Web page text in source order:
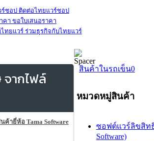
ติดต่อไทยแวร์ชอป
ขอใบเสนอราคา
ร่วมธุรกิจกับไทยแวร์
จากไฟล์
ค้ายี่ห้อ Tama Software
สินค้าในรถเข็น0
หมวดหมู่สินค้า
ซอฟต์แวร์ลิขสิทธิ์
Software)